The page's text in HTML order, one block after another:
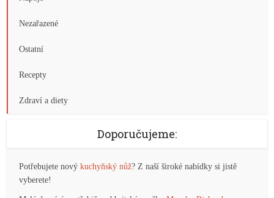
Nezařazené
Ostatní
Recepty
Zdraví a diety
Doporučujeme:
Potřebujete novýkuchyňský nůž? Z naší široké nabídky si jistě
vyberete!